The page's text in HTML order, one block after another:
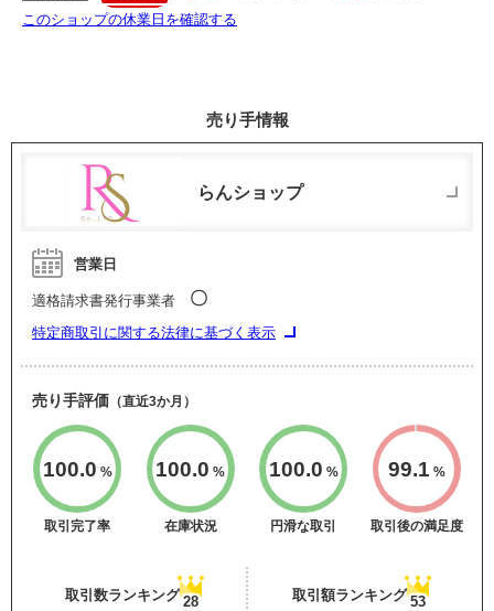
このショップの休業日を確認する
売り手情報
らんショップ
営業日
適格請求書発行事業者 〇
特定商取引に関する法律に基づく表示
売り手評価 （直近3か月）
100.0 %
取引完了率
100.0 %
在庫状況
100.0 %
円滑な取引
99.1 %
取引後の満足度
取引数ランキング 28 取引額ランキング 53